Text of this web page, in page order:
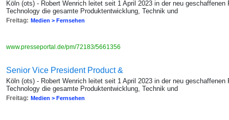
Köln (ots) - Robert Wenrich leitet seit 1 April 2023 in der neu
Technology die gesamte Produktentwicklung, Technik und
Freitag: Medien > Fernsehen
www.presseportal.de/pm/72183/5661356
Senior Vice President Product &
Köln (ots) - Robert Wenrich leitet seit 1 April 2023 in der neu
Technology die gesamte Produktentwicklung, Technik und
Freitag: Medien > Fernsehen